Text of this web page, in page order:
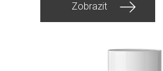
Zobrazit